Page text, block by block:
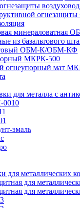
минераловатная
из базальтового
ОБМ-К/ОБМ-КФ
МКРК-500
огнеупорный мат
для металла с
0010
эмаль
для металлических
для
для